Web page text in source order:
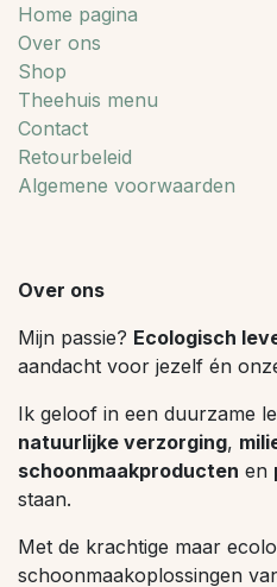
Home pagina
Over ons
Shop
Theehuis menu
Contact
Retourbeleid
Algemene voorwaarden
Over ons
Mijn passie? Ecologisch
aandacht voor jezelf én
Ik geloof in een duurzame
natuurlijke verzorging,
schoonmaakproducten en
staan.
Met de krachtige maar
schoonmaakoplossingen